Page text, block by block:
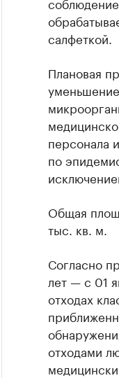
салфеткой.
Плановая
персонала
по
Общая
тыс. кв. м.
Согласно
лет — с 01
отходах
отходами